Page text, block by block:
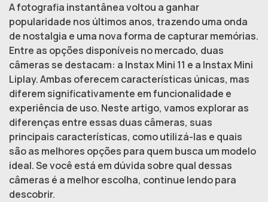
A fotografia instantânea voltou a ganhar
popularidade nos últimos anos, trazendo uma onda
de nostalgia e uma nova forma de capturar memórias.
Entre as opções disponíveis no mercado, duas
câmeras se destacam: a Instax Mini 11 e a Instax Mini
Liplay. Ambas oferecem características únicas, mas
diferem significativamente em funcionalidade e
experiência de uso. Neste artigo, vamos explorar as
diferenças entre essas duas câmeras, suas
principais características, como utilizá-las e quais
são as melhores opções para quem busca um modelo
ideal. Se você está em dúvida sobre qual dessas
câmeras é a melhor escolha, continue lendo para
descobrir.